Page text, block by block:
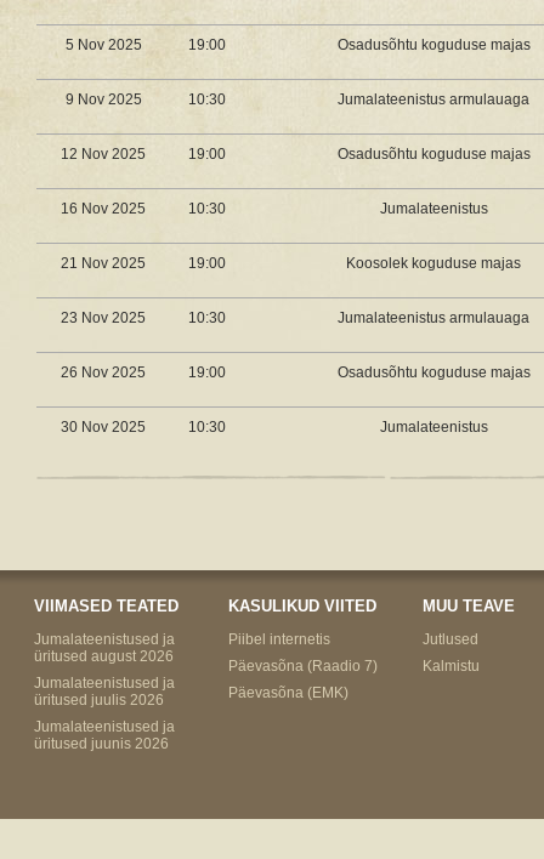
5 Nov 2025 19:00 Osadusõhtu koguduse majas
9 Nov 2025 10:30 Jumalateenistus armulauaga
12 Nov 2025 19:00 Osadusõhtu koguduse majas
16 Nov 2025 10:30 Jumalateenistus
21 Nov 2025 19:00 Koosolek koguduse majas
23 Nov 2025 10:30 Jumalateenistus armulauaga
26 Nov 2025 19:00 Osadusõhtu koguduse majas
30 Nov 2025 10:30 Jumalateenistus
VIIMASED TEATED
Jumalateenistused ja
üritused august 2026
Jumalateenistused ja
üritused juulis 2026
Jumalateenistused ja
üritused juunis 2026
KASULIKUD VIITED
Piibel internetis
Päevasõna (Raadio 7)
Päevasõna (EMK)
MUU TEAVE
Jutlused
Kalmistu